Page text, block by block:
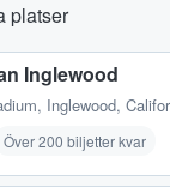
platser
Inglewood
, Inglewood,
Över 200 biljetter kvar